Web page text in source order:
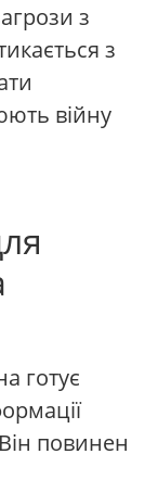
з
з
війну
готує
повинен